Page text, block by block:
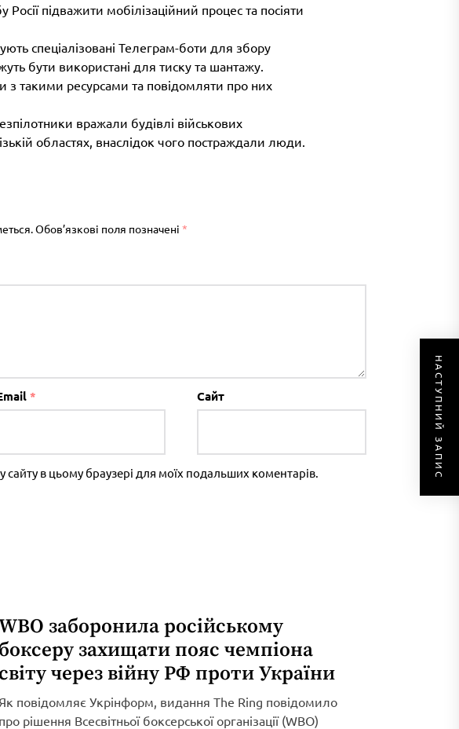
підважити мобілізаційний процес та посіяти
спеціалізовані Телеграм-боти для збору
бути використані для тиску та шантажу.
з такими ресурсами та повідомляти про них
вражали будівлі військових
областях, внаслідок чого постраждали люди.
Обов’язкові поля позначені *
* Сайт
сайту в цьому браузері для моїх подальших коментарів. НАСТУПНИЙ ЗАПИС
заборонила російському
боксеру захищати пояс чемпіона
світу через війну РФ проти України
Як повідомляє Укрінформ, видання The Ring повідомило
про рішення Всесвітньої боксерської організації (WBO)